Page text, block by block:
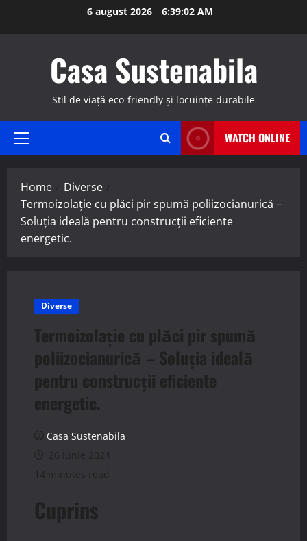
6 august 2026 6:39:03 AM
Casa Sustenabila
Stil de viață eco-friendly și locuințe durabile
Primary
WATCH ONLINE
Home
Diverse
Termoizolație cu plăci pir spumă poliizocianurică –
Soluția ideală pentru construcții eficiente
energetic.
Diverse
Termoizolație cu plăci pir spumă
poliizocianurică – Soluția ideală
pentru construcții eficiente
energetic.
Casa Sustenabila
26 iunie 2024
14 minutes read
Cuprins